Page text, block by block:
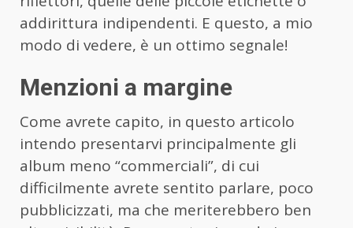
addirittura indipendenti. E questo, a mio
modo di vedere, è un ottimo segnale!
Menzioni a margine
Come avrete capito, in questo articolo
intendo presentarvi principalmente gli
album meno “commerciali”, di cui
difficilmente avrete sentito parlare, poco
pubblicizzati, ma che meriterebbero ben